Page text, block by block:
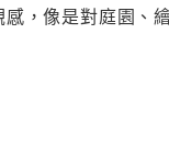
，像是對庭園、